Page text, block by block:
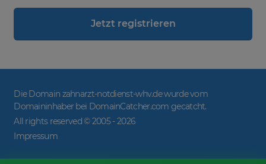
Jetzt registrieren
Die Domain zahnarzt-notdienst-whv.de wurde vom
Domaininhaber bei DomainCatcher.com gecatcht.
All rights reserved © 2005 -2026
Impressum